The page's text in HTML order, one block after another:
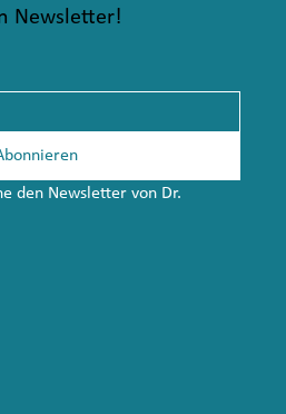
Newsletter!
den Newsletter von Dr.